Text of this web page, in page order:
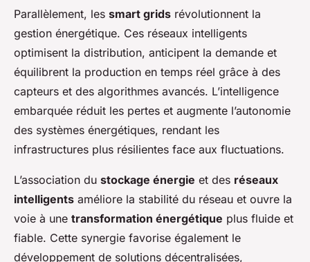
Parallèlement, les smart grids révolutionnent la
gestion énergétique. Ces réseaux intelligents
optimisent la distribution, anticipent la demande et
équilibrent la production en temps réel grâce à des
capteurs et des algorithmes avancés. L’intelligence
embarquée réduit les pertes et augmente l’autonomie
des systèmes énergétiques, rendant les
infrastructures plus résilientes face aux fluctuations.
L’association du stockage énergie et des réseaux
intelligents améliore la stabilité du réseau et ouvre la
voie à une transformation énergétique plus fluide et
fiable. Cette synergie favorise également le
développement de solutions décentralisées,